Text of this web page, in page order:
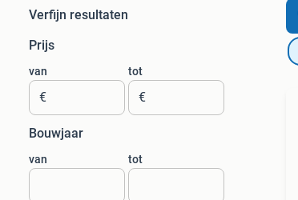
Verfijn resultaten
Prijs
van
€
tot
€
Bouwjaar
van tot